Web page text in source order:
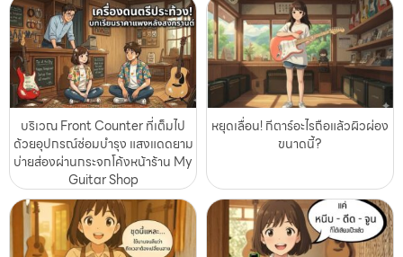
บริเวณ Front Counter ที่เต็มไป
ด้วยอุปกรณ์ซ่อมบำรุง แสงแดดยาม
บ่ายส่องผ่านกระจกโค้งหน้าร้าน My
Guitar Shop
หยุดเลื่อน! กีตาร์อะไรถือแล้วผิวผ่อง
ขนาดนี้?